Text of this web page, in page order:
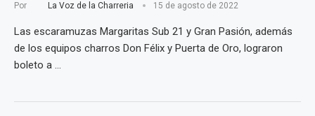
Por La Voz de la Charreria 15 de agosto de 2022
Las escaramuzas Margaritas Sub 21 y Gran Pasión, además
de los equipos charros Don Félix y Puerta de Oro, lograron
boleto a …